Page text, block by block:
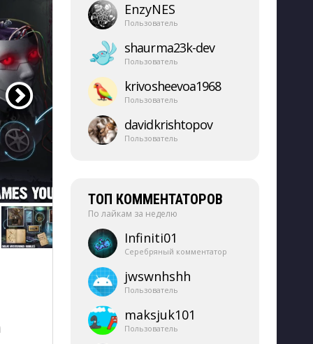
EnzyNES
Пользователь
shaurma23k-​dev
Пользователь
krivosheevoa1968
Пользователь
davidkrishtopov
Пользователь
ТОП КОММЕНТАТОРОВ
По лайкам за неделю
Infiniti01
Серебряный комментатор
jwswnhshh
Пользователь
maksjuk101
Пользователь